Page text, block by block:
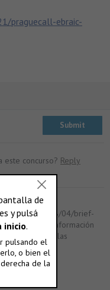
praguecall-ebraic-
este concurso? Reply
En este link:
2018/04/brief-
, está toda la información
y dónde enviar las
seguir